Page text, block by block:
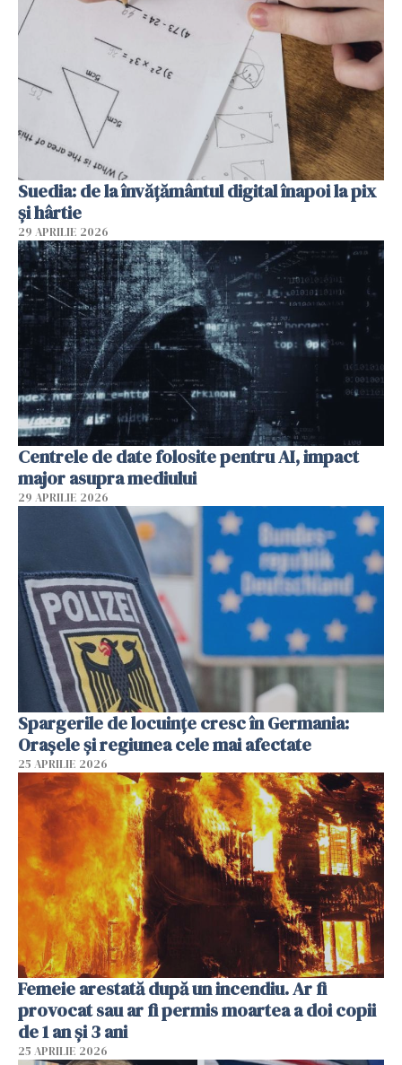
Suedia: de la învățământul digital înapoi la pix
și hârtie
29 APRILIE 2026
Centrele de date folosite pentru AI, impact
major asupra mediului
29 APRILIE 2026
Spargerile de locuințe cresc în Germania:
Orașele și regiunea cele mai afectate
25 APRILIE 2026
Femeie arestată după un incendiu. Ar fi
provocat sau ar fi permis moartea a doi copii
de 1 an și 3 ani
25 APRILIE 2026